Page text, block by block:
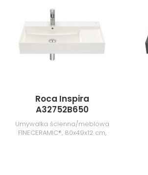
Roca Inspira
A32752B650
Umywalka ścienna/meblowa
FINECERAMIC®, 80x49x12 cm,